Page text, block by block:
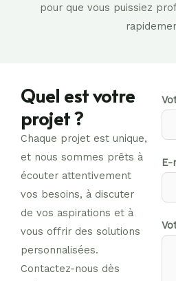
pour que vous puissiez
Quel est votre
projet ?
Chaque projet est unique,
et nous sommes prêts à
écouter attentivement
vos besoins, à discuter
de vos aspirations et à
vous offrir des solutions
personnalisées.
Contactez-nous dès
E-